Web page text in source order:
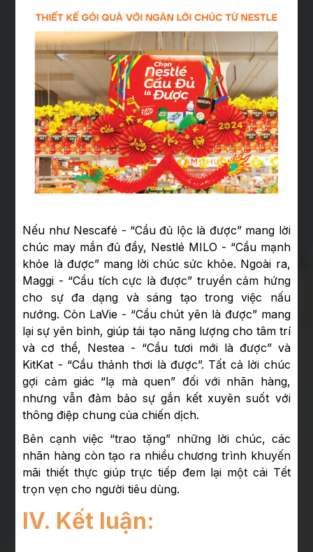
Nếu như Nescafé - “Cầu đủ lộc là được” mang lời
chúc may mắn đủ đầy, Nestlé MILO - “Cầu mạnh
khỏe là được” mang lời chúc sức khỏe. Ngoài ra,
Maggi - “Cầu tích cực là được” truyền cảm hứng
cho sự đa dạng và sáng tạo trong việc nấu
nướng. Còn LaVie - “Cầu chút yên là được” mang
lại sự yên bình, giúp tái tạo năng lượng cho tâm trí
và cơ thể, Nestea - “Cầu tươi mới là được” và
KitKat - “Cầu thảnh thơi là được”. Tất cả lời chúc
gợi cảm giác “lạ mà quen” đối với nhãn hàng,
nhưng vẫn đảm bảo sự gắn kết xuyên suốt với
thông điệp chung của chiến dịch.
Bên cạnh việc “trao tặng” những lời chúc, các
nhãn hàng còn tạo ra nhiều chương trình khuyến
mãi thiết thực giúp trực tiếp đem lại một cái Tết
trọn vẹn cho người tiêu dùng.
IV. Kết luận: